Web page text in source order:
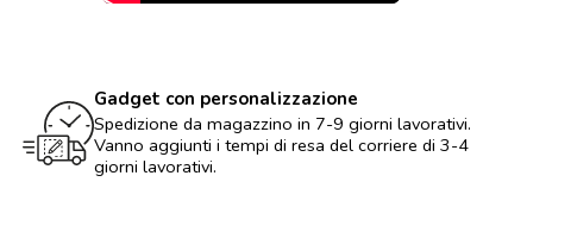
Gadget con personalizzazione
Spedizione da magazzino in 7-9 giorni lavorativi.
Vanno aggiunti i tempi di resa del corriere di 3-4
giorni lavorativi.